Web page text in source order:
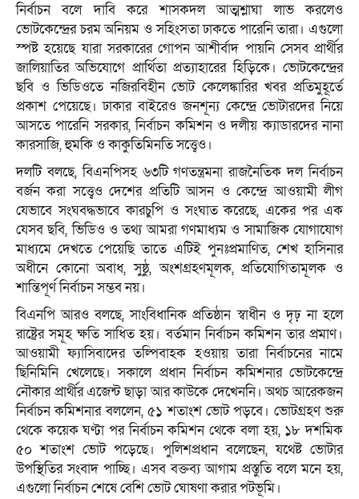
নির্বাচন বলে দাবি করে শাসকদল আত্মশ্লাঘা লাভ করলেও
ভোটকেন্দ্রের চরম অনিয়ম ও সহিংসতা ঢাকতে পারেনি তারা। এগুলো
স্পষ্ট হয়েছে যারা সরকারের গোপন আশীর্বাদ পায়নি সেসব প্রার্থীর
জালিয়াতির অভিযোগে প্রার্থিতা প্রত্যাহারের হিড়িকে। ভোটকেন্দ্রের
ছবি ও ভিডিওতে নজিরবিহীন ভোট কেলেঙ্কারির খবর প্রতিমুহূর্তে
প্রকাশ পেয়েছে। ঢাকার বাইরেও জনশূন্য কেন্দ্রে ভোটারদের নিয়ে
আসতে পারেনি সরকার, নির্বাচন কমিশন ও দলীয় ক্যাডারদের নানা
কারসাজি, হুমকি ও কাকুতিমিনতি সত্ত্বেও।
দলটি বলছে, বিএনপিসহ ৬৩টি গণতন্ত্রমনা রাজনৈতিক দল নির্বাচন
বর্জন করা সত্ত্বেও দেশের প্রতিটি আসন ও কেন্দ্রে আওয়ামী লীগ
যেভাবে সংঘবদ্ধভাবে কারচুপি ও সংঘাত করেছে, একের পর এক
যেসব ছবি, ভিডিও ও তথ্য আমরা গণমাধ্যম ও সামাজিক যোগাযোগ
মাধ্যমে দেখতে পেয়েছি তাতে এটিই পুনঃপ্রমাণিত, শেখ হাসিনার
অধীনে কোনো অবাধ, সুষ্ঠু, অংশগ্রহণমূলক, প্রতিযোগিতামূলক ও
শান্তিপূর্ণ নির্বাচন সম্ভব নয়।
বিএনপি আরও বলছে, সাংবিধানিক প্রতিষ্ঠান স্বাধীন ও দৃঢ় না হলে
রাষ্ট্রের সমূহ ক্ষতি সাধিত হয়। বর্তমান নির্বাচন কমিশন তার প্রমাণ।
আওয়ামী ফ্যাসিবাদের তল্পিবাহক হওয়ায় তারা নির্বাচনের নামে
ছিনিমিনি খেলেছে। সকালে প্রধান নির্বাচন কমিশনার ভোটকেন্দ্রে
নৌকার প্রার্থীর এজেন্ট ছাড়া আর কাউকে দেখেননি। অথচ আরেকজন
নির্বাচন কমিশনার বললেন, ৫১ শতাংশ ভোট পড়বে। ভোটগ্রহণ শুরু
থেকে কয়েক ঘণ্টা পর নির্বাচন কমিশন থেকে বলা হয়, ১৮ দশমিক
৫০ শতাংশ ভোট পড়েছে। পুলিশপ্রধান বলেছেন, যথেষ্ট ভোটার
উপস্থিতির সংবাদ পাচ্ছি। এসব বক্তব্য আগাম প্রস্তুতি বলে মনে হয়,
এগুলো নির্বাচন শেষে বেশি ভোট ঘোষণা করার পটভূমি।